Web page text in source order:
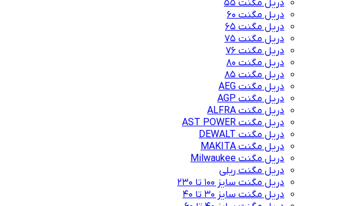
دریل مگنت 55
دریل مگنت 60
دریل مگنت 65
دریل مگنت 75
دریل مگنت 76
دریل مگنت 80
دریل مگنت 85
دریل مگنت AEG
دریل مگنت AGP
دریل مگنت ALFRA
دریل مگنت AST POWER
دریل مگنت DEWALT
دریل مگنت MAKITA
دریل مگنت Milwaukee
دریل مگنت ریلی
دریل مگنت سایز 100 تا 230
دریل مگنت سایز 30 تا 40